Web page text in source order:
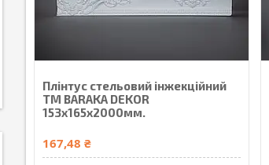
Плінтус стельовий інжекційний
ТМ BARAKA DEKOR
153х165х2000мм.
167,48 ₴